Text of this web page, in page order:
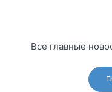
Все главные